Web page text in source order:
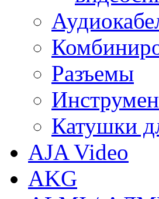
Разъемы
Катушки
AJA Video
AKG